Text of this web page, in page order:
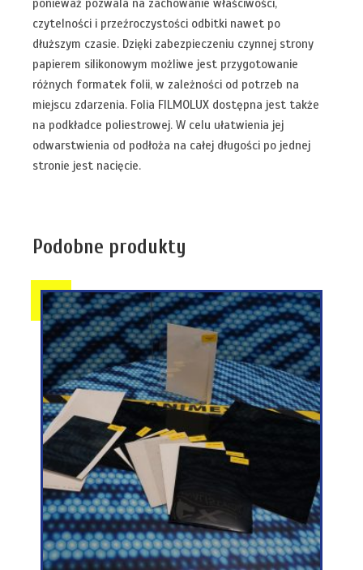
ponieważ pozwala na zachowanie właściwości,
czytelności i przeźroczystości odbitki nawet po
dłuższym czasie. Dzięki zabezpieczeniu czynnej strony
papierem silikonowym możliwe jest przygotowanie
różnych formatek folii, w zależności od potrzeb na
miejscu zdarzenia. Folia FILMOLUX dostępna jest także
na podkładce poliestrowej. W celu ułatwienia jej
odwarstwienia od podłoża na całej długości po jednej
stronie jest nacięcie.
Podobne produkty